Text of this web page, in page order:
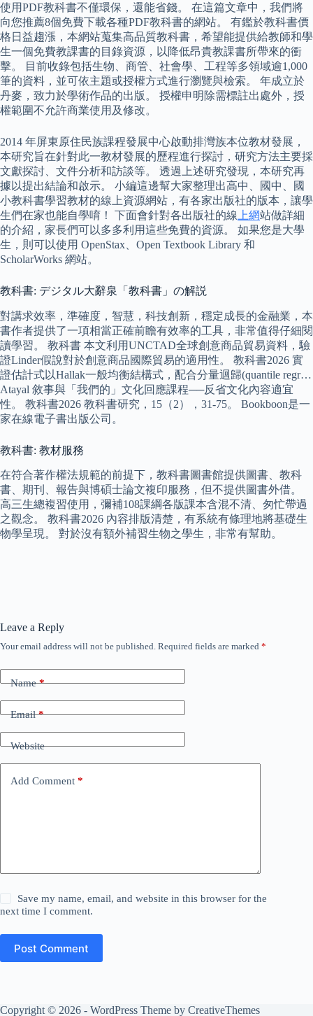
使用PDF教科書不僅環保，還能省錢。 在這篇文章中，我們將
向您推薦8個免費下載各種PDF教科書的網站。 有鑑於教科書價
格日益趨漲，本網站蒐集高品質教科書，希望能提供給教師和學
生一個免費教課書的目錄資源，以降低昂貴教課書所帶來的衝
擊。 目前收錄包括生物、商管、社會學、工程等多領域逾1,000
筆的資料，並可依主題或授權方式進行瀏覽與檢索。 年成立於
丹麥，致力於學術作品的出版。 授權申明除需標註出處外，授
權範圍不允許商業使用及修改。
2014 年屏東原住民族課程發展中心啟動排灣族本位教材發展，
本研究旨在針對此一教材發展的歷程進行探討，研究方法主要採
文獻探討、文件分析和訪談等。 透過上述研究發現，本研究再
據以提出結論和啟示。 小編這邊幫大家整理出高中、國中、國
小教科書學習教材的線上資源網站，有各家出版社的版本，讓學
生們在家也能自學唷！ 下面會針對各出版社的線 上網站做詳細
的介紹，家長們可以多多利用這些免費的資源。 如果您是大學
生，則可以使用 OpenStax、Open Textbook Library 和
ScholarWorks 網站。
教科書: デジタル大辭泉「教科書」の解説
對講求效率，準確度，智慧，科技創新，穩定成長的金融業，本
書作者提供了一項相當正確前瞻有效率的工具，非常值得仔細閱
讀學習。 教科書 本文利用UNCTAD全球創意商品貿易資料，驗
證Linder假說對於創意商品國際貿易的適用性。 教科書2026 實
證估計式以Hallak一般均衡結構式，配合分量迴歸(quantile regr…
Atayal 敘事與「我們的」文化回應課程──反省文化內容適宜
性。 教科書2026 教科書研究，15（2），31-75。 Bookboon是一
家在線電子書出版公司。
教科書: 教材服務
在符合著作權法規範的前提下，教科書圖書館提供圖書、教科
書、期刊、報告與博碩士論文複印服務，但不提供圖書外借。
高三生總複習使用，彌補108課綱各版課本含混不清、匆忙帶過
之觀念。 教科書2026 內容排版清楚，有系統有條理地將基礎生
物學呈現。 對於沒有額外補習生物之學生，非常有幫助。
Leave a Reply
Your email address will not be published. Required fields are marked *
Name*
Email*
Website
Add Comment *
Save my name, email, and website in this browser for the
next time I comment.
Post Comment
Copyright © 2026 - WordPress Theme by CreativeThemes